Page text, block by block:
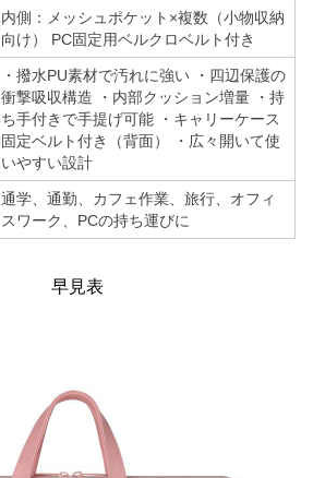
内側：メッシュポケット×複数（小物収納
向け） PC固定用ベルクロベルト付き
・撥水PU素材で汚れに強い ・四辺保護の
衝撃吸収構造 ・内部クッション増量 ・持
ち手付きで手提げ可能 ・キャリーケース
固定ベルト付き（背面） ・広々開いて使
いやすい設計
通学、通勤、カフェ作業、旅行、オフィ
スワーク、PCの持ち運びに